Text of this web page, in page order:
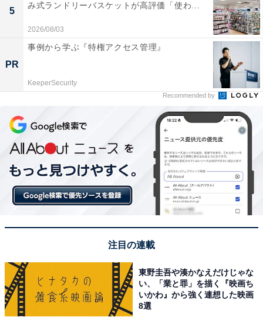
料金
7900円
所要時間
約3時間
集合場所・アクセス
石垣港離島ターミナル前
楽天トラベルで予約する
5
み式ランドリーバスケットが高評価「使わ...
2026/08/03
PR
事例から学ぶ『特権アクセス管理』
KeeperSecurity
Recommended by
注目の連載
東野圭吾や湊かなえだけじゃな
い、「業と罪」を描く『映画ち
いかわ』から強く連想した映画
8選